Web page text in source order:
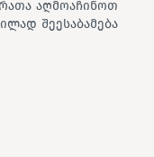
აღმოაჩინოთ
შეესაბამება